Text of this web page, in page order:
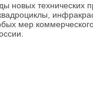
технических
мер